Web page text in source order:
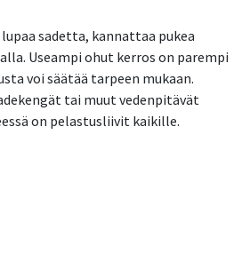
sadetta, kannattaa pukea
Useampi ohut kerros on parempi
voi säätää tarpeen mukaan.
tai muut vedenpitävät
on pelastusliivit kaikille.